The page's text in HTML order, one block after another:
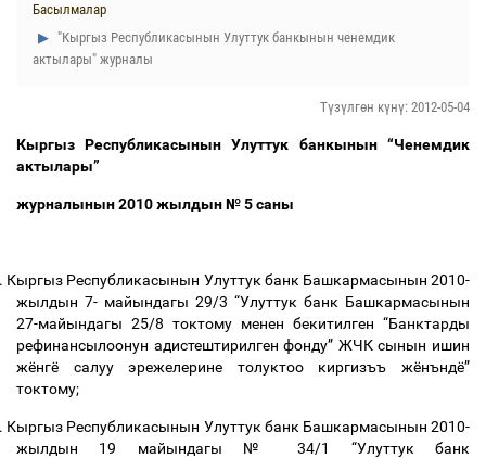
Басылмалар
"Кыргыз Республикасынын Улуттук банкынын ченемдик
актылары" журналы
Түзүлгөн күнү: 2012-05-04
Кыргыз Республикасынын Улуттук банкынын “Ченемдик
актылары”
журналынын 2010 жылдын № 5 саны
Кыргыз Республикасынын Улуттук банк Башкармасынын 2010-
жылдын 7- майындагы 29/3 “Улуттук банк Башкармасынын
27-майындагы 25/8 токтому менен бекитилген “Банктарды
рефинансылоонун адистештирилген фонду” ЖЧК сынын ишин
жёнгё салуу эрежелерине толуктоо киргизъъ жёнъндё”
токтому;
Кыргыз Республикасынын Улуттук банк Башкармасынын 2010-
жылдын 19 майындагы № 34/1 “Улуттук банк